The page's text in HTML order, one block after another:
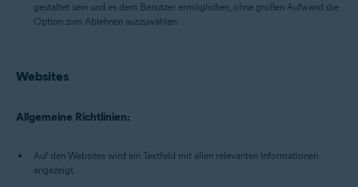
gestaltet sein und es dem Benutzer ermöglichen, ohne großen Aufwand die
Option zum Ablehnen auszuwählen.
Websites
Allgemeine Richtlinien:
Auf den Websites wird ein Textfeld mit allen relevanten Informationen
angezeigt.